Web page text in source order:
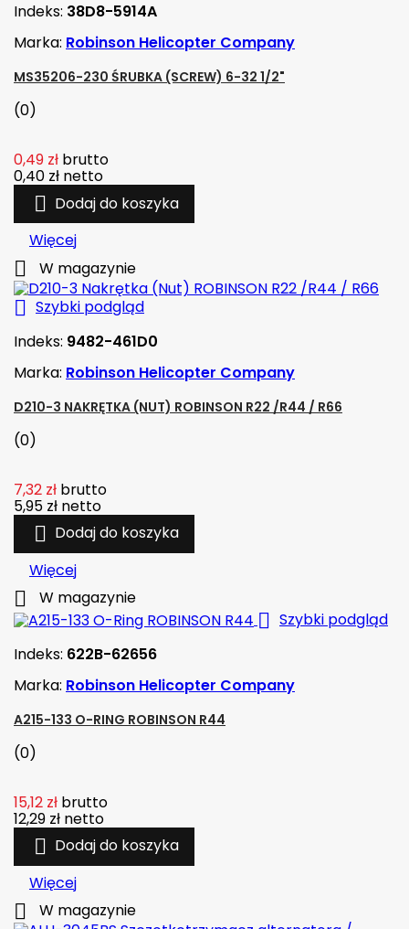
Indeks: 38D8-5914A
Marka: Robinson Helicopter Company
MS35206-230 ŚRUBKA (SCREW) 6-32 1/2"
(0)
0,49 zł brutto
0,40 zł netto
 Dodaj do koszyka
Więcej
 W magazynie
 Szybki podgląd
Indeks: 9482-461D0
Marka: Robinson Helicopter Company
D210-3 NAKRĘTKA (NUT) ROBINSON R22 /R44 / R66
(0)
7,32 zł brutto
5,95 zł netto
 Dodaj do koszyka
Więcej
 W magazynie
 Szybki podgląd
Indeks: 622B-62656
Marka: Robinson Helicopter Company
A215-133 O-RING ROBINSON R44
(0)
15,12 zł brutto
12,29 zł netto
 Dodaj do koszyka
Więcej
 W magazynie